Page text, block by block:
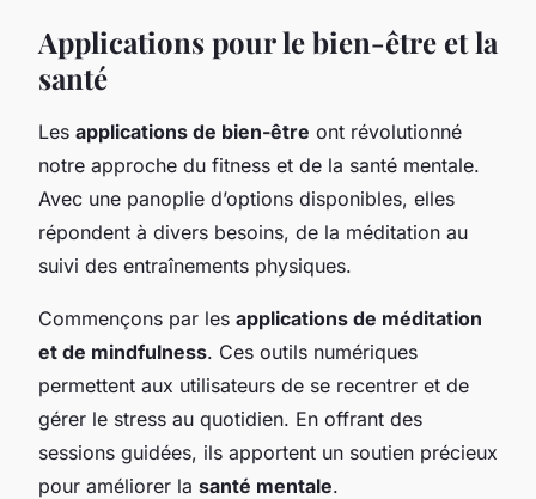
Applications pour le bien-être et la
santé
Les applications de bien-être ont révolutionné
notre approche du fitness et de la santé mentale.
Avec une panoplie d’options disponibles, elles
répondent à divers besoins, de la méditation au
suivi des entraînements physiques.
Commençons par les applications de méditation
et de mindfulness. Ces outils numériques
permettent aux utilisateurs de se recentrer et de
gérer le stress au quotidien. En offrant des
sessions guidées, ils apportent un soutien précieux
pour améliorer la santé mentale.